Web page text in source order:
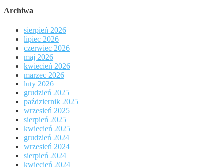
Archiwa
sierpień 2026
lipiec 2026
czerwiec 2026
maj 2026
kwiecień 2026
marzec 2026
luty 2026
grudzień 2025
październik 2025
wrzesień 2025
sierpień 2025
kwiecień 2025
grudzień 2024
wrzesień 2024
sierpień 2024
kwiecień 2024